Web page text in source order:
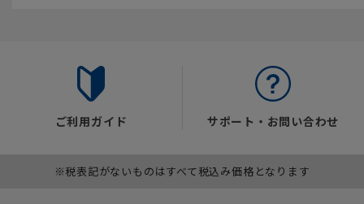
ご利用ガイド サポート・お問い合わせ
※税表記がないものはすべて税込み価格となります